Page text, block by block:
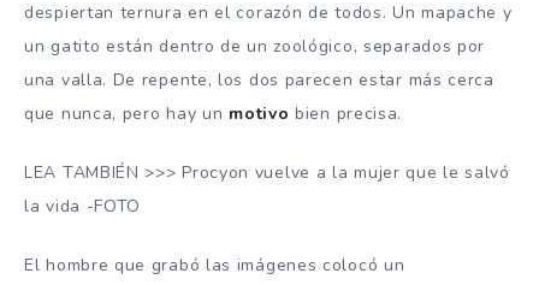
despiertan ternura en el corazón de todos. Un mapache y
un gatito están dentro de un zoológico, separados por
una valla. De repente, los dos parecen estar más cerca
que nunca, pero hay un motivo bien precisa.
LEA TAMBIÉN >>> Procyon vuelve a la mujer que le salvó
la vida -FOTO
El hombre que grabó las imágenes colocó un